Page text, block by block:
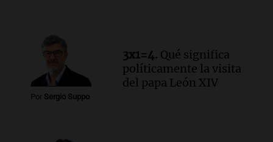
Por Sergio Suppo
3x1=4. Qué significa
políticamente la visita
del papa León XIV